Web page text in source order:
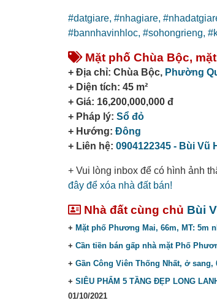
#datgiare, #nhagiare,
#bannhavinhloc, #sohongrieng,
Mặt phố Chùa Bộc,
+ Địa chỉ: Chùa Bộc, Phường
+ Diện tích: 45 m²
+ Giá: 16,200,000,000 đ
+ Pháp lý: Sổ đỏ
+ Hướng: Đông
+ Liên hệ: 0904122345 - Bùi Vũ
+ Vui lòng inbox để có hình ảnh
đây để xóa nhà đất bán!
Nhà đất cùng chủ Bùi
+ Mặt phố Phương Mai, 66m, MT: 5m
+ Cần tiền bán gấp nhà mặt Phố
+ Gần Công Viên Thống Nhất, ở sang,
+ SIÊU PHẨM 5 TẦNG ĐẸP LONG
01/10/2021